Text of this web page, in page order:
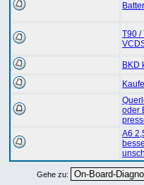
T90 /
BKD
oder
A6
Gehe zu: